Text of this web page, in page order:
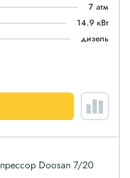
7 атм
14.9 кВт
дизель
Doosan 7/20